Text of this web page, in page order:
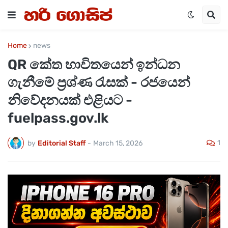
Home news
QR කේත භාවිතයෙන් ඉන්ධන
ගැනීමේ ප්‍රශ්ණ රැසක් - රජයෙන්
නිවේදනයක් එළියට -
fuelpass.gov.lk
by Editorial Staff - March 15, 2026 1